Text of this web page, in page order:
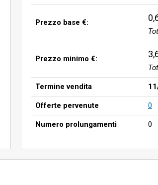
Prezzo base €:
Prezzo minimo €:
Termine vendita
Offerte pervenute 0
Numero prolungamenti 0